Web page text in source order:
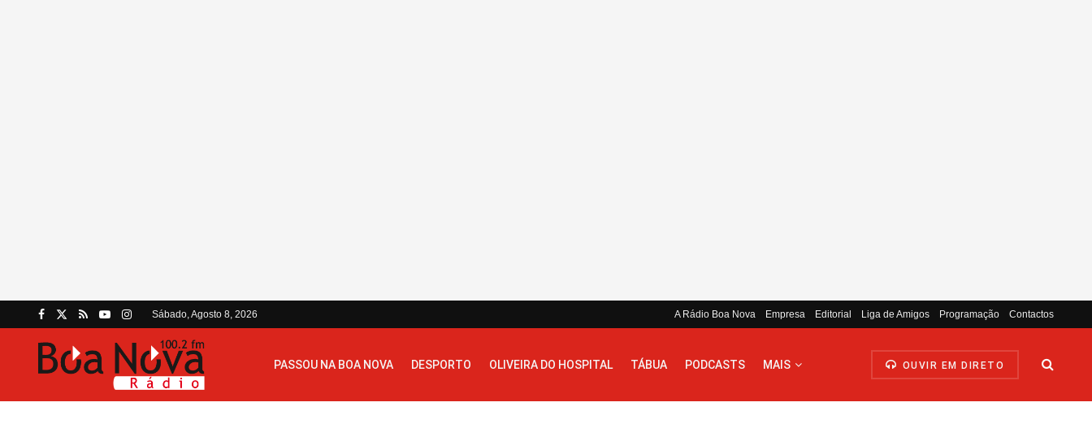
Sábado, Agosto 8, 2026 A Rádio Boa Nova Empresa Editorial Liga de Amigos Programação Contactos
PASSOU NA BOA NOVA DESPORTO OLIVEIRA DO HOSPITAL TÁBUA PODCASTS MAIS OUVIR EM DIRETO